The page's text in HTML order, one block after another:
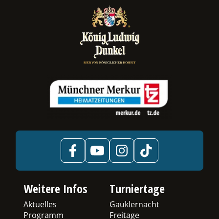
Weitere Infos
Aktuelles
Programm
Turniertage
Gauklernacht
Freitage